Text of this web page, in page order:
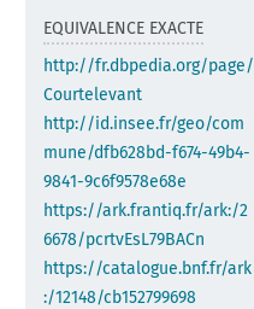
EQUIVALENCE EXACTE
http://fr.dbpedia.org/page/
Courtelevant
http://id.insee.fr/geo/com
mune/dfb628bd-f674-49b4-
9841-9c6f9578e68e
https://ark.frantiq.fr/ark:/2
6678/pcrtvEsL79BACn
https://catalogue.bnf.fr/ark
:/12148/cb152799698